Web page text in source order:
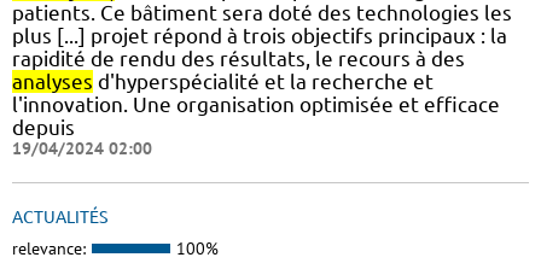
patients. Ce bâtiment sera doté des technologies les
plus [...] projet répond à trois objectifs principaux : la
rapidité de rendu des résultats, le recours à des
analyses d'hyperspécialité et la recherche et
l'innovation. Une organisation optimisée et efficace
depuis
19/04/2024 02:00
ACTUALITÉS
relevance: 100%